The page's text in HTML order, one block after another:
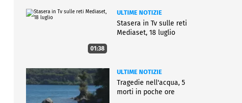
01:38
ULTIME NOTIZIE
Stasera in Tv sulle reti
Mediaset, 18 luglio
ULTIME NOTIZIE
Tragedie nell'acqua, 5
morti in poche ore